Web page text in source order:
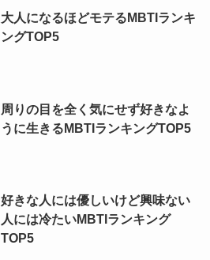
大人になるほどモテるMBTIランキ
ングTOP5
周りの目を全く気にせず好きなよ
うに生きるMBTIランキングTOP5
好きな人には優しいけど興味ない
人には冷たいMBTIランキング
TOP5